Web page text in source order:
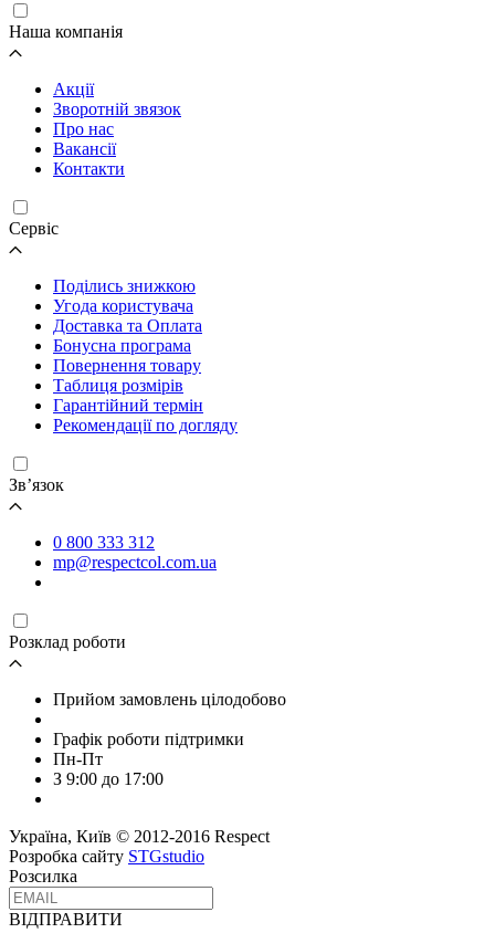
Наша компанія
Акції
Зворотній звязок
Про нас
Вакансії
Контакти
Cервіс
Поділись знижкою
Угода користувача
Доставка та Оплата
Бонусна програма
Повернення товару
Таблиця розмірів
Гарантійний термін
Рекомендації по догляду
Зв’язок
0 800 333 312
mp@respectcol.com.ua
Розклад роботи
Прийом замовлень цілодобово
Графік роботи підтримки
Пн-Пт
З 9:00 до 17:00
Україна, Київ © 2012-2016 Respect
Розробка сайту STGstudio
Розсилка
ВІДПРАВИТИ